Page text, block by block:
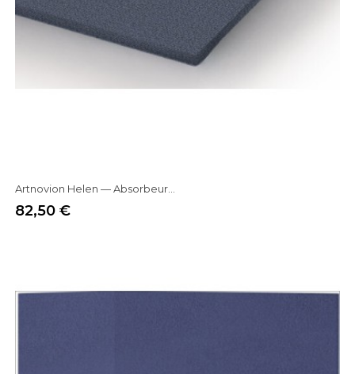
Artnovion Helen — Absorbeur...
Prix
82,50 €